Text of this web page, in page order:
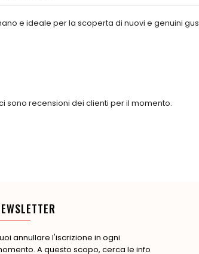
e ideale per la scoperta di nuovi e genuini
sono recensioni dei clienti per il momento.
annullare l'iscrizione in ogni
A questo scopo, cerca le info